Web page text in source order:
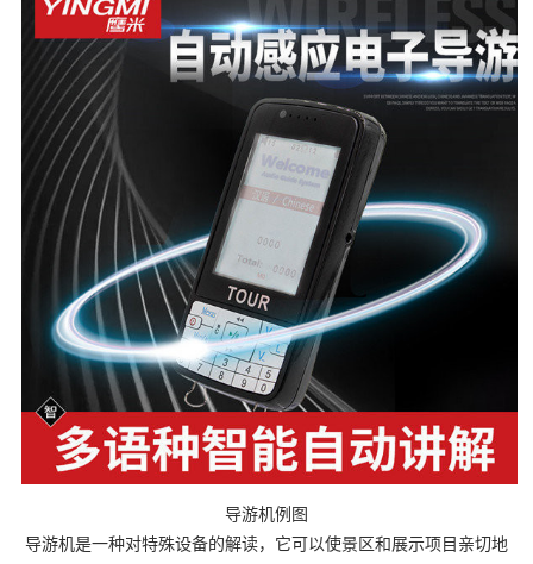
导游机例图
导游机是一种对特殊设备的解读，它可以使景区和展示项目亲切地